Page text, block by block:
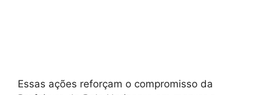
Essas ações reforçam o compromisso da